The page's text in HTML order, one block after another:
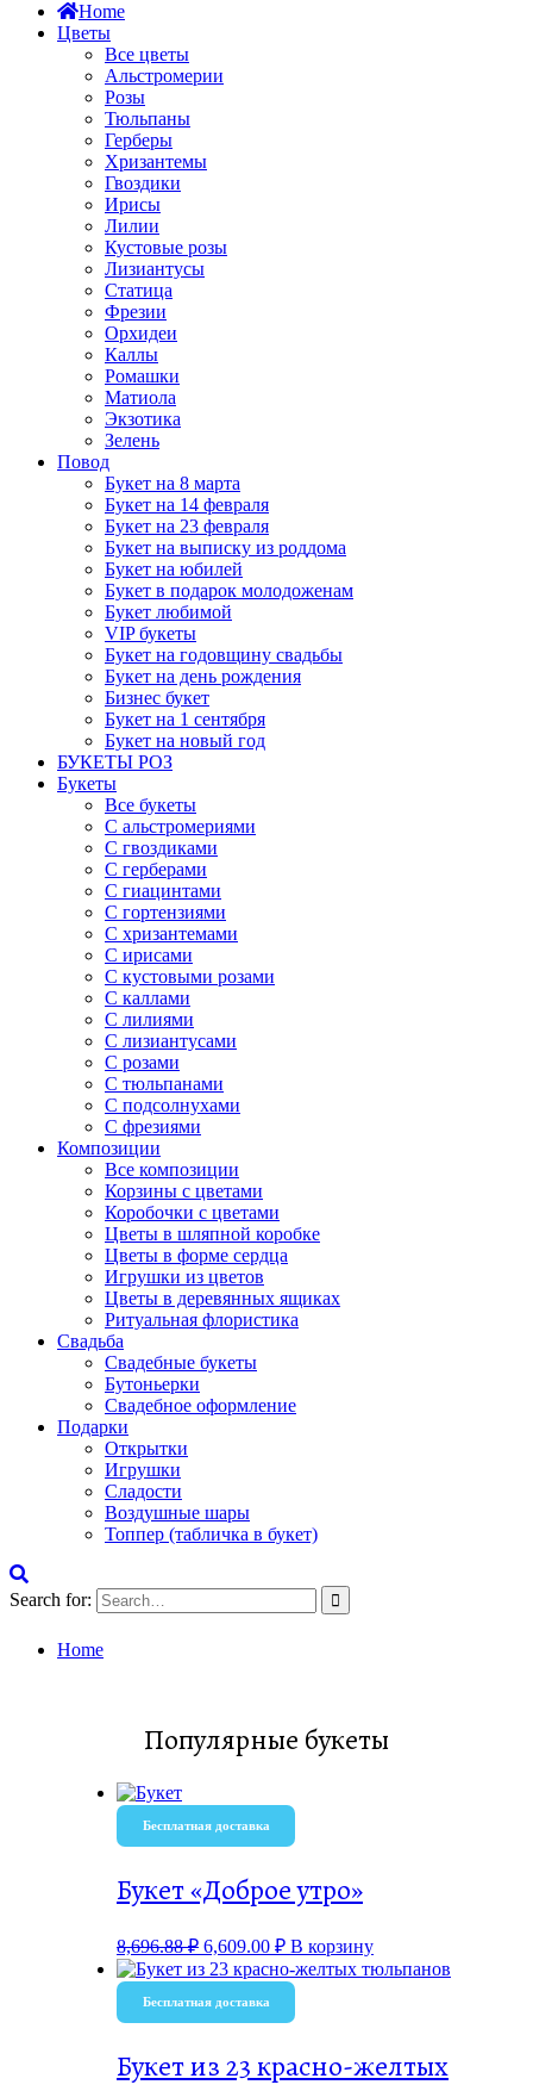
Home
Цветы
Все цветы
Альстромерии
Розы
Тюльпаны
Герберы
Хризантемы
Гвоздики
Ирисы
Лилии
Кустовые розы
Лизиантусы
Статица
Фрезии
Орхидеи
Каллы
Ромашки
Матиола
Экзотика
Зелень
Повод
Букет на 8 марта
Букет на 14 февраля
Букет на 23 февраля
Букет на выписку из роддома
Букет на юбилей
Букет в подарок молодоженам
Букет любимой
VIP букеты
Букет на годовщину свадьбы
Букет на день рождения
Бизнес букет
Букет на 1 сентября
Букет на новый год
БУКЕТЫ РОЗ
Букеты
Все букеты
С альстромериями
С гвоздиками
С герберами
С гиацинтами
С гортензиями
С хризантемами
С ирисами
С кустовыми розами
С каллами
С лилиями
С лизиантусами
С розами
С тюльпанами
С подсолнухами
С фрезиями
Композиции
Все композиции
Корзины с цветами
Коробочки с цветами
Цветы в шляпной коробке
Цветы в форме сердца
Игрушки из цветов
Цветы в деревянных ящиках
Ритуальная флористика
Свадьба
Свадебные букеты
Бутоньерки
Свадебное оформление
Подарки
Открытки
Игрушки
Сладости
Воздушные шары
Топпер (табличка в букет)
Search for:
Home
Популярные букеты
Бесплатная доставка
Букет «Доброе утро»
8,696.88₽ 6,609.00 ₽ В корзину
Бесплатная доставка
Букет из 23 красно-желтых